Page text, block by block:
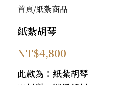
首頁 紙紮商品
紙紮胡琴
NT$4,800
此款為：紙紮胡琴